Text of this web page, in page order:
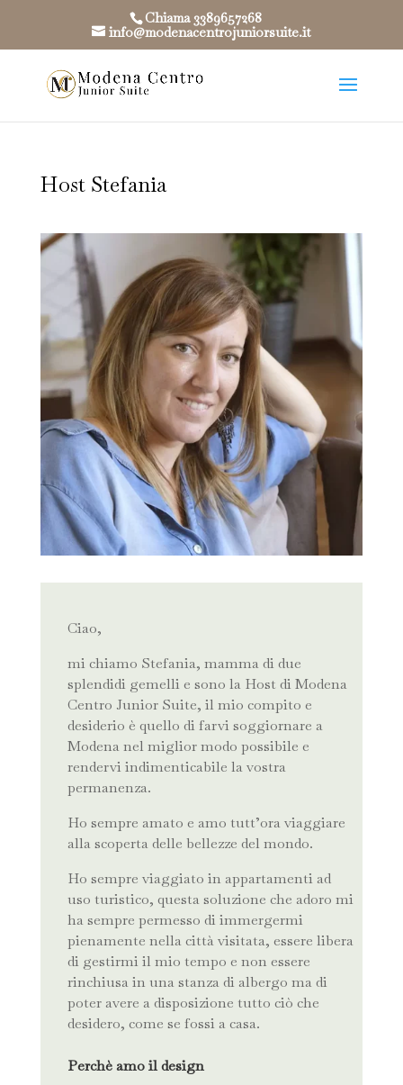
Chiama 3389657268
info@modenacentrojuniorsuite.it
Host Stefania
Ciao,
mi chiamo Stefania, mamma di due
splendidi gemelli e sono la Host di Modena
Centro Junior Suite, il mio compito e
desiderio è quello di farvi soggiornare a
Modena nel miglior modo possibile e
rendervi indimenticabile la vostra
permanenza.
Ho sempre amato e amo tutt’ora viaggiare
alla scoperta delle bellezze del mondo.
Ho sempre viaggiato in appartamenti ad
uso turistico, questa soluzione che adoro mi
ha sempre permesso di immergermi
pienamente nella città visitata, essere libera
di gestirmi il mio tempo e non essere
rinchiusa in una stanza di albergo ma di
poter avere a disposizione tutto ciò che
desidero, come se fossi a casa.
Perchè amo il design